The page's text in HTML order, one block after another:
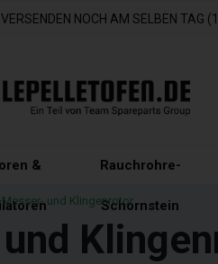
VERSENDEN NOCH AM SELBEN TAG
& Rauchrohre-
Schornstein
Messer- und Klingenrotor